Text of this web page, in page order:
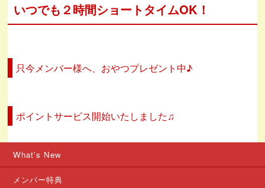
いつでも２時間ショートタイムOK！
只今メンバー様へ、おやつプレゼント中♪
ポイントサービス開始いたしました♫
What's New
メンバー特典